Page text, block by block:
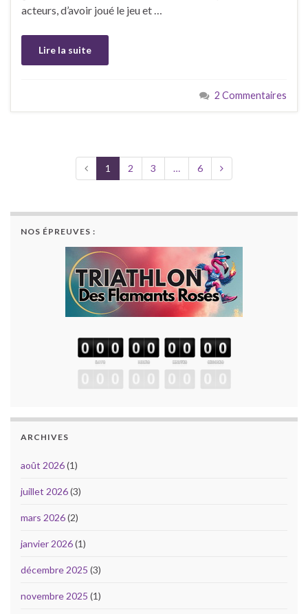
acteurs, d’avoir joué le jeu et …
Lire la suite
2 Commentaires
1 2 3 … 6
NOS ÉPREUVES :
ARCHIVES
août 2026(1)
juillet 2026(3)
mars 2026(2)
janvier 2026(1)
décembre 2025 (3)
novembre 2025 (1)